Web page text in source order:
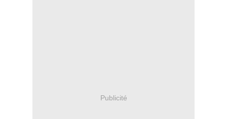
Publicité